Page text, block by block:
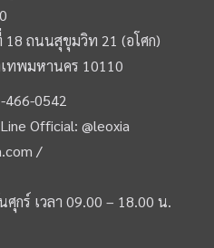
18 ถนนสุขุมวิท 21 (อโศก)
ทพมหานคร 10110
466-0542
Official:@leoxia
/
กร์ เวลา 09.00 – 18.00 น.